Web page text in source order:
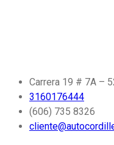
Carrera 19 # 7A –
3160176444
(606) 735 8326